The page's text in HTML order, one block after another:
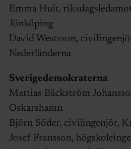
Emma Hult,
Jönköping
David Westsson,
Nederländerna
Sverigedemokraterna
Mattias Bäckström
Oskarshamn
Björn Söder, civilingenjör,
Josef Fransson,